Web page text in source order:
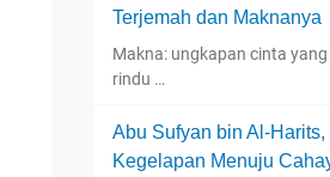
Terjemah dan Maknanya
Makna: ungkapan cinta
rindu …
Abu Sufyan bin Al-Harits,
Kegelapan Menuju